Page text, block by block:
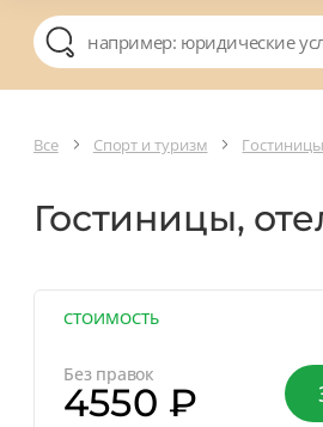
Все Спорт и туризм
Гостиницы,
СТОИМОСТЬ
Без правок
4550 ₽